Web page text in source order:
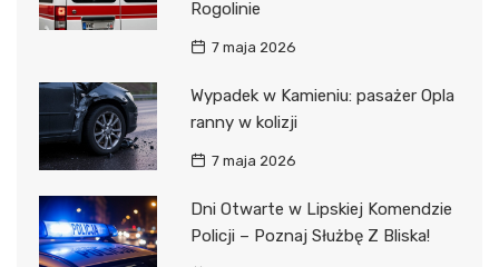
Rogolinie
7 maja 2026
Wypadek w Kamieniu: pasażer Opla
ranny w kolizji
7 maja 2026
Dni Otwarte w Lipskiej Komendzie
Policji – Poznaj Służbę Z Bliska!